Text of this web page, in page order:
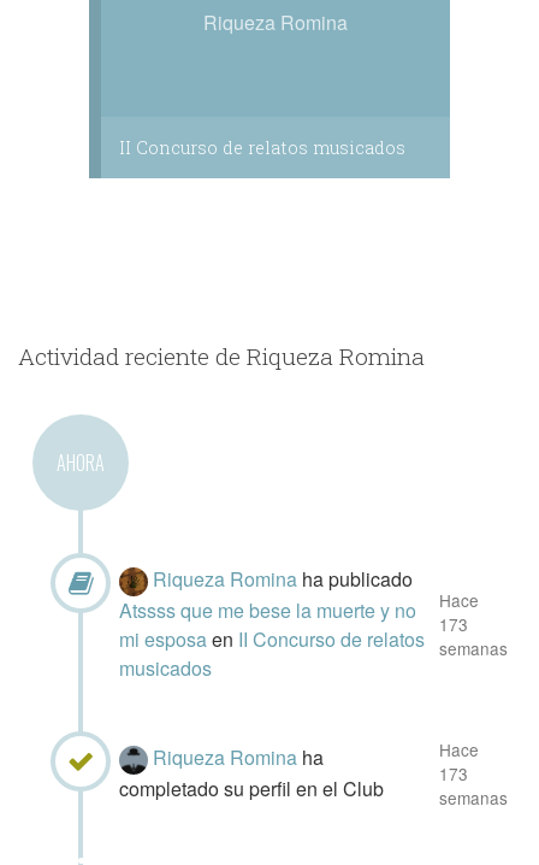
Riqueza Romina
II Concurso de relatos musicados
Actividad reciente de Riqueza Romina
AHORA
Riqueza Romina ha publicado
Atssss que me bese la muerte y no
mi esposaen II Concurso de relatos
musicados
Hace
173
semanas
Riqueza Romina ha
completado su perfil en el Club
Hace
173
semanas